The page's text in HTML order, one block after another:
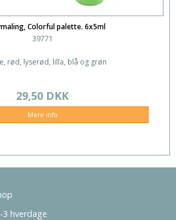
Colorful palette. 6x5ml
39771
rød, lyserød, lilla, blå og grøn
29,50 DKK
Mere info
3 hverdage